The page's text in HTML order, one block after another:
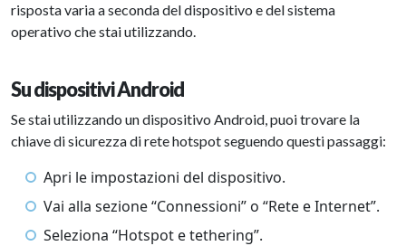
risposta varia a seconda del dispositivo e del sistema
operativo che stai utilizzando.
Su dispositivi Android
Se stai utilizzando un dispositivo Android, puoi trovare la
chiave di sicurezza di rete hotspot seguendo questi passaggi:
Apri le impostazioni del dispositivo.
Vai alla sezione “Connessioni” o “Rete e Internet”.
Seleziona “Hotspot e tethering”.